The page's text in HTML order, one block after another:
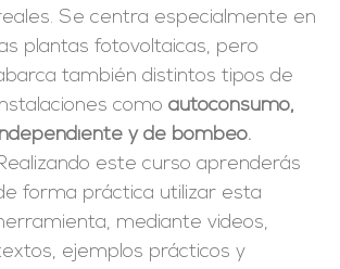
Se centra especialmente en
plantas fotovoltaicas, pero
también distintos tipos de
comoautoconsumo,
y de bombeo.
este curso aprenderás
forma práctica utilizar esta
mediante videos,
ejemplos prácticos y